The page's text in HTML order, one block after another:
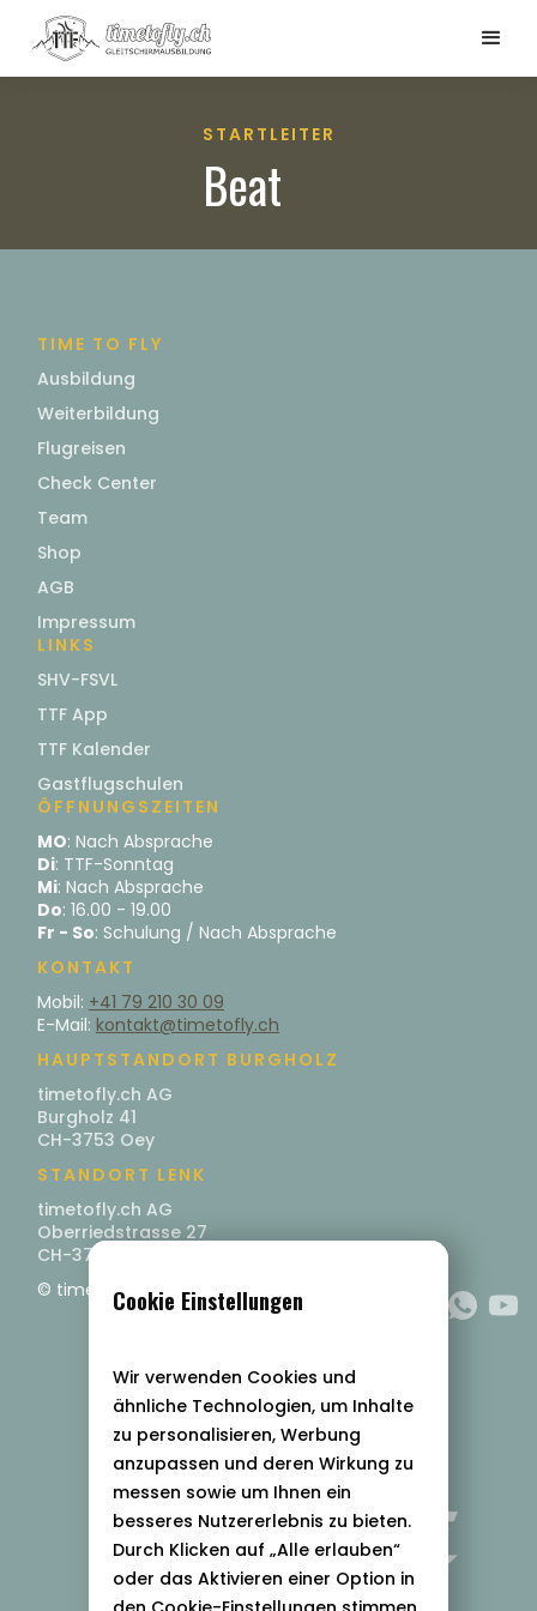
STARTLEITER
Beat
TIME TO FLY
Ausbildung
Weiterbildung
Flugreisen
Check Center
Team
Shop
AGB
Impressum
LINKS
SHV-FSVL
TTF App
TTF Kalender
Gastflugschulen
ÖFFNUNGSZEITEN
MO: Nach Absprache
Di: TTF-Sonntag
Mi: Nach Absprache
Do: 16.00 - 19.00
Fr - So: Schulung / Nach Absprache
KONTAKT
Mobil: +41 79 210 30 09
E-Mail: kontakt@timetofly.ch
HAUPTSTANDORT BURGHOLZ
timetofly.ch AG
Burgholz 41
CH-3753 Oey
STANDORT LENK
timetofly.ch AG
Oberriedstrasse 27
CH-3775 Lenk im Simmental
© timetofly.ch AGCookie Einstellungen
Wir verwenden Cookies und
ähnliche Technologien, um Inhalte
zu personalisieren, Werbung
anzupassen und deren Wirkung zu
messen sowie um Ihnen ein
besseres Nutzererlebnis zu bieten.
Durch Klicken auf „Alle erlauben“
oder das Aktivieren einer Option in